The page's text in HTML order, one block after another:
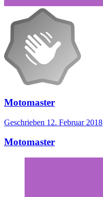
Motomaster
Geschrieben 12. Februar 2018
Motomaster